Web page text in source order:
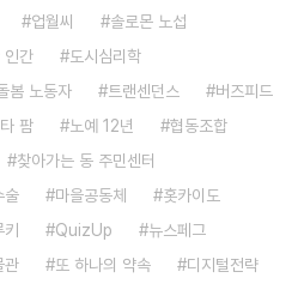
업월씨
솔로몬 노섭
인간
도시심리학
봄 노동자 트랜센던스
버즈피드
팜 노예 12년
협동조합
찾아가는 동 주민센터
술 마을공동체
홋카이도
QuizUp
뉴스페그
관 또 하나의 약속 디지털전략